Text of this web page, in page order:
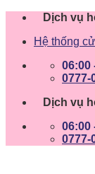
Skip
content
Dịch vụ
Hệ thống
06:00
0777-
Dịch vụ
06:00
0777-